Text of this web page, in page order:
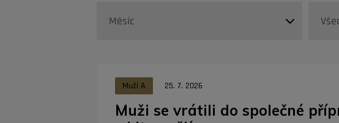
Muži A 25. 7. 2026
Muži se vrátili do společné